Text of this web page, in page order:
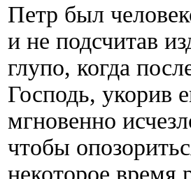
Петр был
и не подсчитав
глупо, когда
Господь, укорив
мгновенно
чтобы
некоторое время